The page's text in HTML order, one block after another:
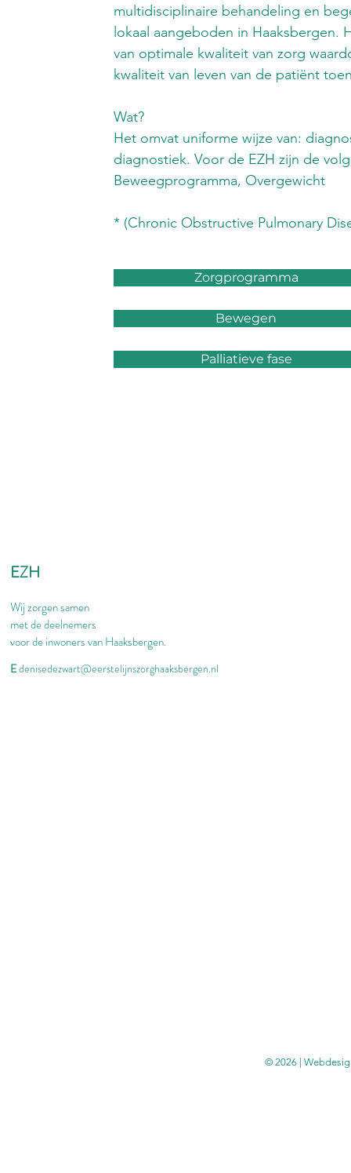
multidisciplinaire behandeling en
lokaal aangeboden in
van optimale kwaliteit van zorg
kwaliteit van leven van de patiënt
Wat?
Het omvat uniforme wijze van:
diagnostiek. Voor de EZH zijn de
Beweegprogramma, Overgewicht
* (Chronic Obstructive Pulmonary
Zorgprogramma
Bewegen
Palliatieve fase
EZH
Wij zorgen samen
met de deelnemers
voor de inwoners van Haaksbergen.
Edenisedezwart@eerstelijnszorghaaksbergen.nl
© 2026 |